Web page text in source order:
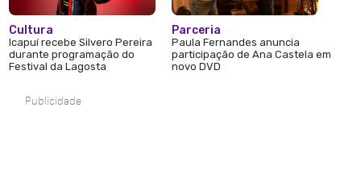
Cultura
Icapuí recebe Silvero Pereira
durante programação do
Festival da Lagosta
Parceria
Paula Fernandes anuncia
participação de Ana Castela em
novo DVD
Publicidade